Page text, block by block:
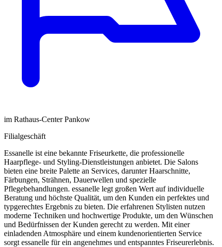
im Rathaus-Center Pankow
Filialgeschäft
Essanelle ist eine bekannte Friseurkette, die professionelle
Haarpflege- und Styling-Dienstleistungen anbietet. Die Salons
bieten eine breite Palette an Services, darunter Haarschnitte,
Färbungen, Strähnen, Dauerwellen und spezielle
Pflegebehandlungen. essanelle legt großen Wert auf individuelle
Beratung und höchste Qualität, um den Kunden ein perfektes und
typgerechtes Ergebnis zu bieten. Die erfahrenen Stylisten nutzen
moderne Techniken und hochwertige Produkte, um den Wünschen
und Bedürfnissen der Kunden gerecht zu werden. Mit einer
einladenden Atmosphäre und einem kundenorientierten Service
sorgt essanelle für ein angenehmes und entspanntes Friseurerlebnis.